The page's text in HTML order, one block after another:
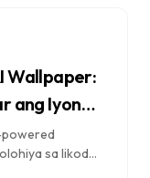
Wallpaper:
ang Iyong
powered
sa likod